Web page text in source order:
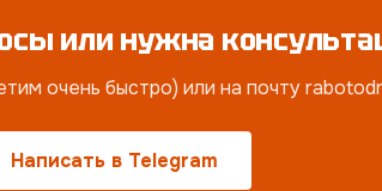
или нужна
очень быстро) или на почту
Написать в Telegram